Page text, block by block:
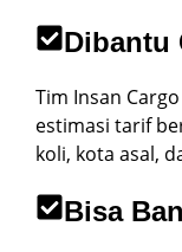
Dibantu
Tim Insan
estimasi tarif
koli, kota asal,
Bisa